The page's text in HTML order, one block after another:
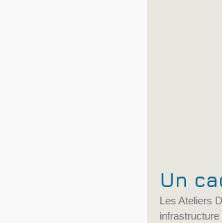
Un
Les Ateliers